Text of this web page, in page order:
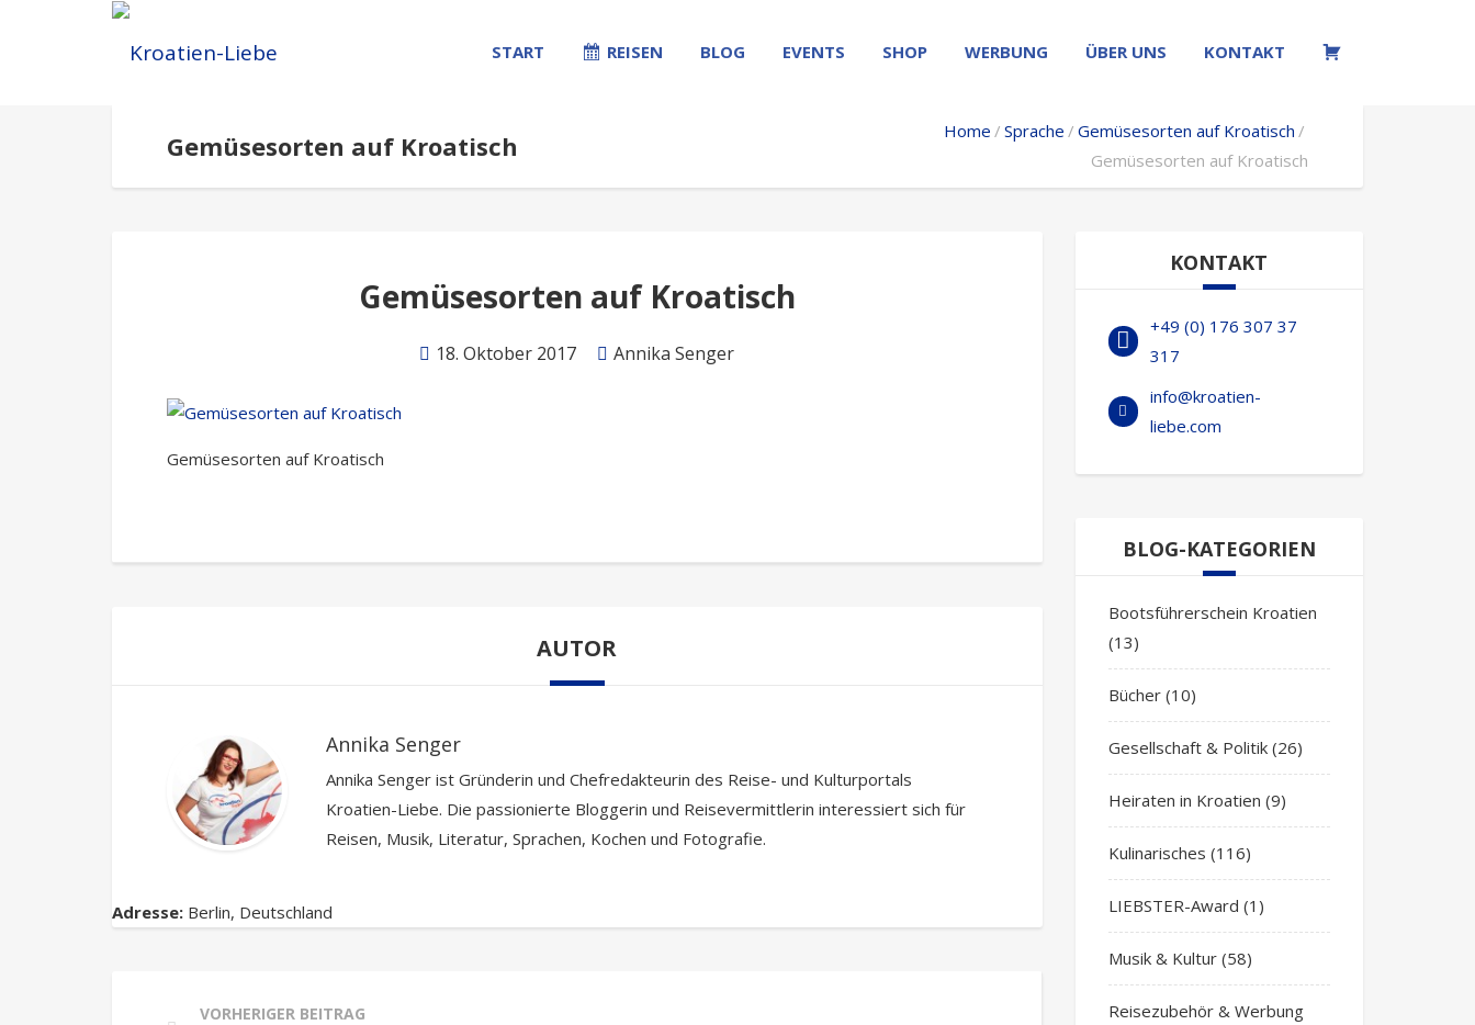
START REISEN BLOG EVENTS SHOP WERBUNG ÜBER UNS KONTAKT
Gemüsesorten auf Kroatisch Home Sprache
Gemüsesorten auf Kroatisch
Gemüsesorten auf Kroatisch
Gemüsesorten auf Kroatisch
18. Oktober 2017 Annika Senger
Gemüsesorten auf Kroatisch
AUTOR
Annika Senger
Annika Senger ist Gründerin und Chefredakteurin des Reise- und Kulturportals
Kroatien-Liebe. Die passionierte Bloggerin und Reisevermittlerin interessiert sich für
Reisen, Musik, Literatur, Sprachen, Kochen und Fotografie.
Adresse: Berlin, Deutschland
VORHERIGER BEITRAG
KONTAKT
+49 (0) 176 307 37
317
info@kroatien-
liebe.com
BLOG-KATEGORIEN
Bootsführerschein Kroatien
(13)
Bücher(10)
Gesellschaft & Politik(26)
Heiraten in Kroatien (9)
Kulinarisches (116)
LIEBSTER-Award (1)
Musik & Kultur(58)
Reisezubehör & Werbung